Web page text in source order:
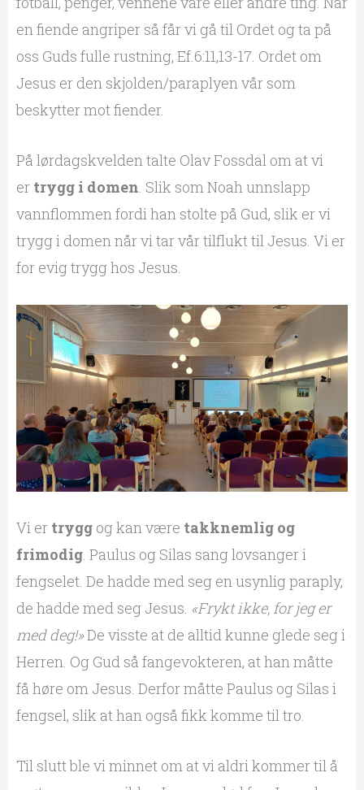
en fiende angriper så får vi gå til Ordet og ta på
oss Guds fulle rustning, Ef.6:11,13-17. Ordet om
Jesus er den skjolden/paraplyen vår som
beskytter mot fiender.
På lørdagskvelden talte Olav Fossdal om at vi
er trygg i domen. Slik som Noah unnslapp
vannflommen fordi han stolte på Gud, slik er vi
trygg i domen når vi tar vår tilflukt til Jesus. Vi er
for evig trygg hos Jesus.
Vi er tryggog kan være takknemlig og
frimodig. Paulus og Silas sang lovsanger i
fengselet. De hadde med seg en usynlig paraply,
de hadde med seg Jesus. «Frykt ikke, for jeg er
med deg!»De visste at de alltid kunne glede seg i
Herren. Og Gud så fangevokteren, at han måtte
få høre om Jesus. Derfor måtte Paulus og Silas i
fengsel, slik at han også fikk komme til tro.
Til slutt ble vi minnet om at vi aldri kommer til å